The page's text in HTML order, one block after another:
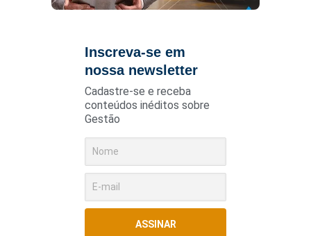
Inscreva-se em
nossa newsletter
Cadastre-se e receba
conteúdos inéditos sobre
Gestão
ASSINAR